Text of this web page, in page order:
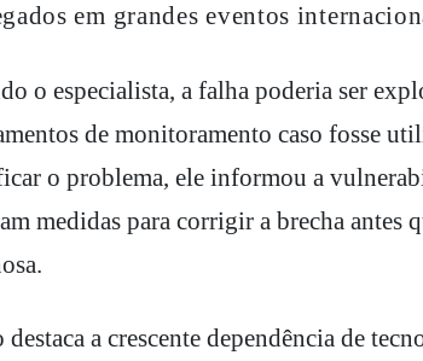
em grandes eventos
o especialista, a falha poderia ser
de monitoramento caso fosse
o problema, ele informou a
medidas para corrigir a brecha
destaca a crescente dependência de